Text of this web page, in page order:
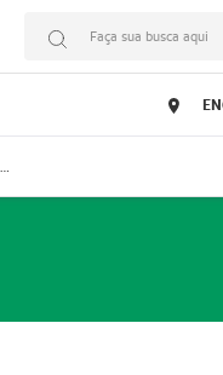
Faça sua busca aqui
Prestador Oncoped Serviços Médicos (51004335-0)